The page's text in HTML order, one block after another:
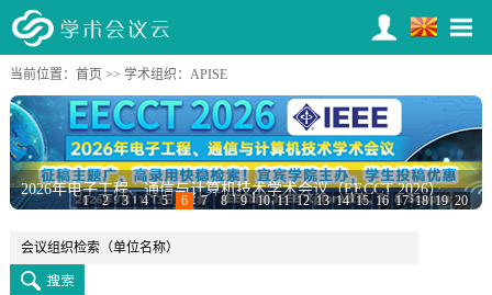
当前位置： 首页 >> 学术组织 ：APISE
2026年电子工程、通信与计算机技术学术会议（EECCT 2026）
1 2 3 4 5 6 7 8 9 10 11 12 13 14 15 16 17 18 19 20